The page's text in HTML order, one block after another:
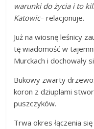
warunki do życia i to
Katowic– relacjonuje.
Już na wiosnę leśnicy
tę wiadomość w
Murckach i dochowały
Bukowy zwarty
koron z dziuplami
puszczyków.
Trwa okres łączenia